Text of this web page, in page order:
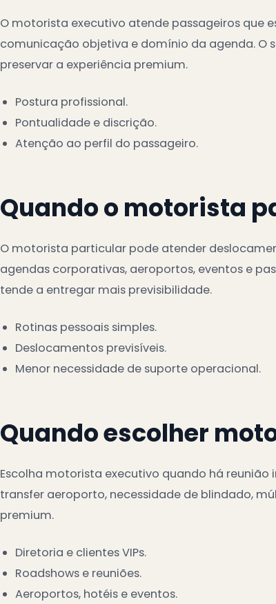
O motorista executivo atende passageiros que
comunicação objetiva e domínio da agenda. O
preservar a experiência premium.
Postura profissional.
Pontualidade e discrição.
Atenção ao perfil do passageiro.
Quando o motorista
O motorista particular pode atender
agendas corporativas, aeroportos, eventos e
tende a entregar mais previsibilidade.
Rotinas pessoais simples.
Deslocamentos previsíveis.
Menor necessidade de suporte operacional.
Quando escolher
Escolha motorista executivo quando há
transfer aeroporto, necessidade de blindado,
premium.
Diretoria e clientes VIPs.
Roadshows e reuniões.
Aeroportos, hotéis e eventos.